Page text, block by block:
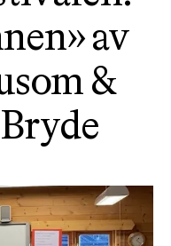
av
&